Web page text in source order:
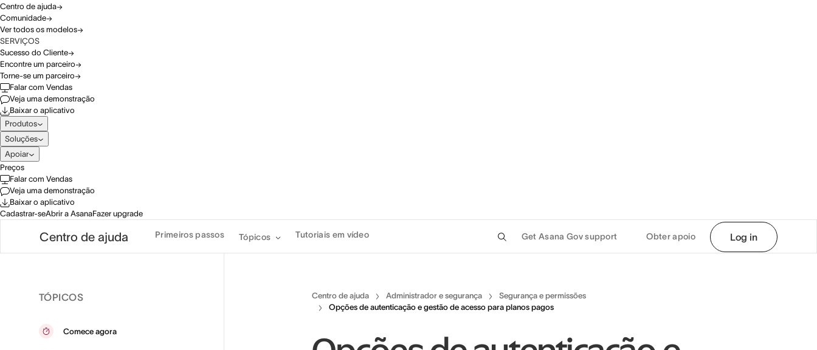
Centro de ajuda
Comunidade
Ver todos os modelos
SERVIÇOS
Sucesso do Cliente
Encontre um parceiro
Torne-se um parceiro
Falar com Vendas
Veja uma demonstração
Baixar o aplicativo
Produtos
Soluções
Apoiar
Preços
Falar com Vendas
Veja uma demonstração
Baixar o aplicativo
Cadastrar-seAbrir a AsanaFazer upgrade
Centro de ajuda Primeiros passos Tópicos Tutoriais em vídeo Get Asana Gov support Obter apoio Log in
TÓPICOS
Comece agora
Centro de ajuda Administrador e segurança
Segurança e permissões
Opções de autenticação e gestão de acesso para planos pagos